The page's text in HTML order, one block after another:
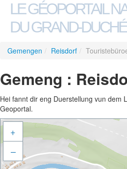
LE GÉOPORTAIL
DU GRAND-
Gemengen / Reisdorf /
Gemeng :
Hei fannt dir eng Duerstellung vun dem
Geoportal.
+
–